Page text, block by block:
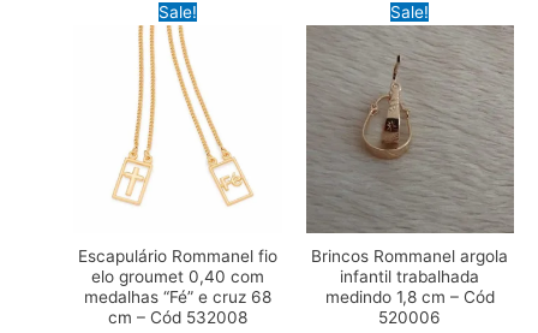
Sale!
Escapulário Rommanel fio
elo groumet 0,40 com
medalhas “Fé” e cruz 68
cm – Cód 532008
Sale!
Brincos Rommanel argola
infantil trabalhada
medindo 1,8 cm – Cód
520006